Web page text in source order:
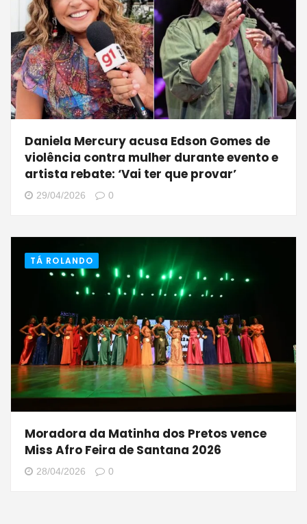
Daniela Mercury acusa Edson Gomes de
violência contra mulher durante evento e
artista rebate: ‘Vai ter que provar’
29/04/2026 0
TÁ ROLANDO
Moradora da Matinha dos Pretos vence
Miss Afro Feira de Santana 2026
28/04/2026 0